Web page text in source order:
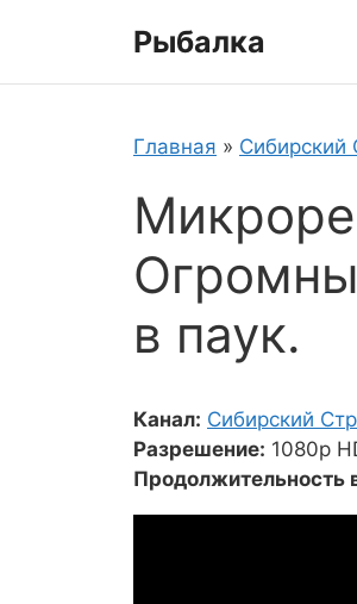
Рыбалка
Главная » Сибирский
в паук.
Канал: Сибирский
Разрешение: 1080p
Продолжительность